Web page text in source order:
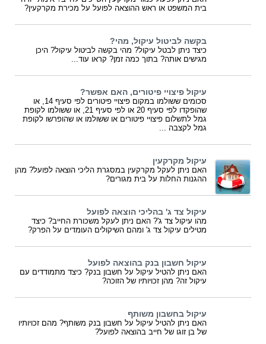
בית המשפט או ראש ההוצאה לפועל על מכירת מקרקעין?
בקשה לביטול עיקול, מהי?
כיצד ניתן לבטל עיקול? מהי בקשה לביטול עיקול? היכן
מגישים אותה? בתוך כמה זמן? קראו עוד...
עיקול פיצויי פיטורים, האם אפשר?
סכומים ששולמו במקום פיצויי פיטורים לפי סעיף 14, או
שהופקדו לפי סעיף 20 או לפי סעיף 21, או ששולמו לקופת
גמל לתשלום פיצויי פיטורים או ששולמו או שהופרשו לקופת
גמל לקצבה ...
עיקול מקרקעין
האם ניתן לעקל מקרקעין במסגרת הליכי הוצאה לפועל? מהן
ההגנות החלות על בית מגורים?
עיקול צד ג' בהליכי הוצאה לפועל
מהו עיקול צד ג'? האם ניתן לעקל משכורת החייב? כיצד
מטילים עיקול צד ג' ומהם השיקולים העומדים על הפרק?
עיקול חשבון בנק בהוצאה לפועל
האם ניתן להטיל עיקול על חשבון בנק? כיצד מתמודדים עם
עיקול זה? מהן זכויותיו של הזוכה?
עיקול בחשבון משותף
האם ניתן להטיל עיקול על חשבון בנק משותף? מהם זכויותיו
של בן זוגו של חייב בהוצאה לפועל?